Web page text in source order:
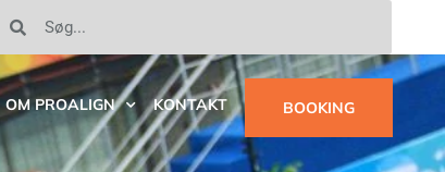
OM PROALIGN KONTAKT BOOKING